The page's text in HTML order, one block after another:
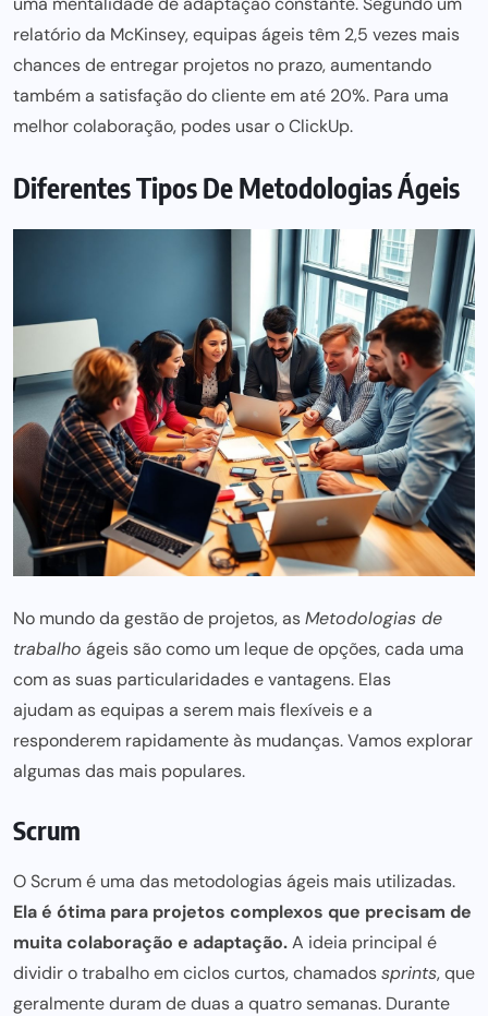
relatório da McKinsey, equipas ágeis têm 2,5 vezes mais
chances de entregar projetos no prazo,aumentando
também a satisfação do cliente em até 20%. Para uma
melhor colaboração, podes usar oClickUp.
Diferentes Tipos De Metodologias Ágeis
No mundo da gestão de projetos,asMetodologias de
trabalho ágeis são como um leque de opções, cada uma
com as suas particularidades e vantagens. Elas
ajudam as equipas a serem maisflexíveis e a
responderem rapidamente às mudanças. Vamos explorar
algumas das mais populares.
Scrum
O Scrum é uma das metodologias ágeis mais utilizadas.
Ela é ótima para projetos complexos que precisam de
muita colaboração e adaptação.A ideia principal é
dividir o trabalho em ciclos curtos, chamadossprints, que
geralmente duram de duas a quatro semanas. Durante